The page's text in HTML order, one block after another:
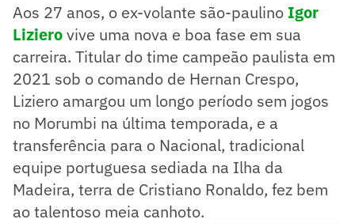
Aos 27 anos, o ex-volante são-paulino Igor
Lizierovive uma nova e boa fase em sua
carreira. Titular do time campeão paulista em
2021 sob o comando de Hernan Crespo,
Liziero amargou um longo período sem jogos
no Morumbi na última temporada, e a
transferência para o Nacional, tradicional
equipe portuguesa sediada na Ilha da
Madeira, terra de Cristiano Ronaldo, fez bem
ao talentoso meia canhoto.